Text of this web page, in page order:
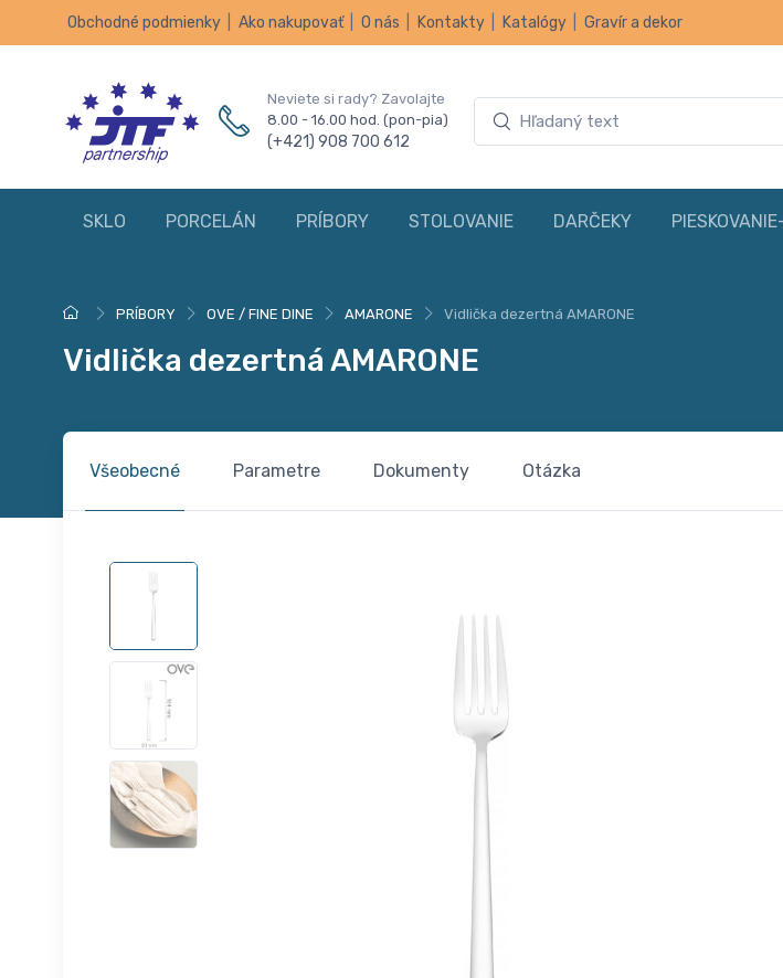
Obchodné podmienky Ako nakupovať O nás Kontakty Katalógy Gravír a dekor
Neviete si rady? Zavolajte
8.00 - 16.00 hod. (pon-pia)
(+421) 908 700 612
SKLO PORCELÁN PRÍBORY STOLOVANIE DARČEKY
PRÍBORY OVE / FINE DINE AMARONE Vidlička dezertná AMARONE
Vidlička dezertná AMARONE
Všeobecné Parametre Dokumenty Otázka